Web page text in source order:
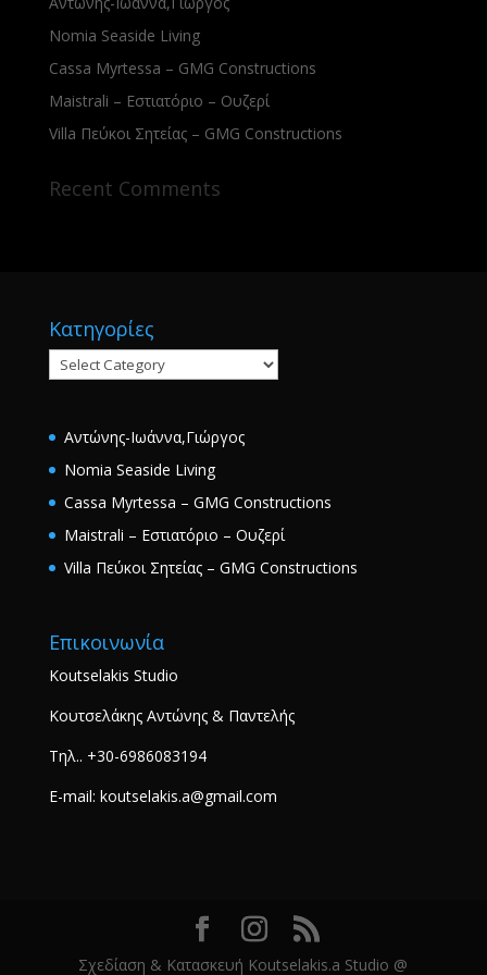
Nomia Seaside Living
Cassa Myrtessa – GMG Constructions
Maistrali – Εστιατόριο – Ουζερί
Villa Πεύκοι Σητείας – GMG Constructions
Recent Comments
Κατηγορίες
Κατηγορίες
Αντώνης-Ιωάννα,Γιώργος
Nomia Seaside Living
Cassa Myrtessa – GMG Constructions
Maistrali – Εστιατόριο – Ουζερί
Villa Πεύκοι Σητείας – GMG Constructions
Επικοινωνία
Koutselakis Studio
Κουτσελάκης Αντώνης & Παντελής
Τηλ.. +30-6986083194
E-mail: koutselakis.a@gmail.com
Σχεδίαση & Κατασκευή Koutselakis.a Studio @